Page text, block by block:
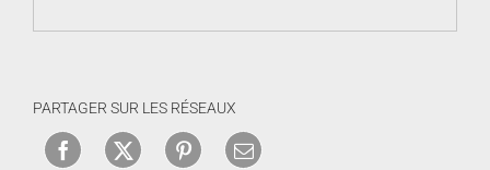
PARTAGER SUR LES RÉSEAUX